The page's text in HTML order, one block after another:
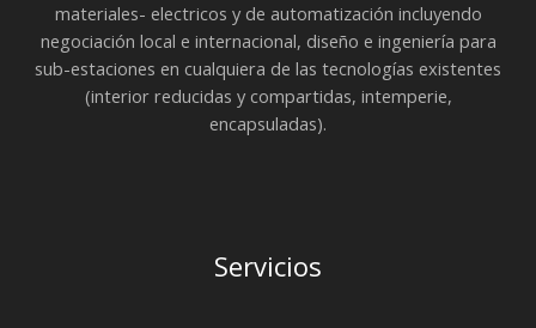
materiales- electricos y de automatización incluyendo
negociación local e internacional, diseño e ingeniería para
sub-estaciones en cualquiera de las tecnologías existentes
(interior reducidas y compartidas, intemperie,
encapsuladas).
Servicios